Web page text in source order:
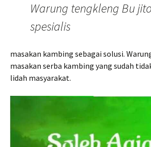
Warung tengkleng Bu
spesialis
masakan kambing sebagai solusi.
masakan serba kambing yang sudah
lidah masyarakat.